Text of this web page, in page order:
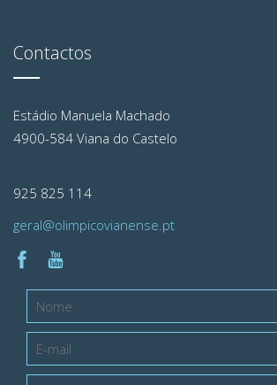
Contactos
Estádio Manuela Machado
4900-584 Viana do Castelo
925 825 114
geral@olimpicovianense.pt